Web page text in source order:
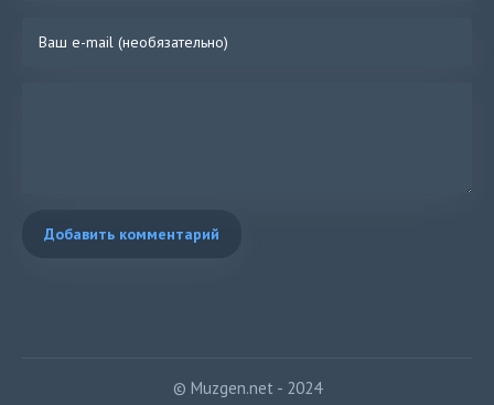
Добавить комментарий
© Muzgen.net - 2024